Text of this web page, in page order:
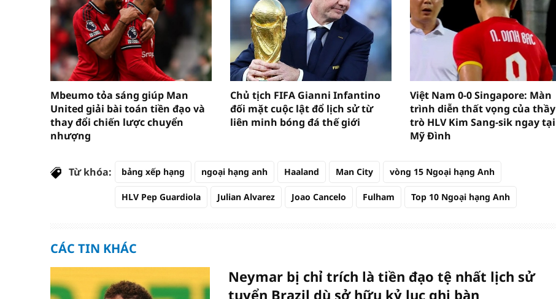
Mbeumo tỏa sáng giúp Man
United giải bài toán tiền đạo và
thay đổi chiến lược chuyển
nhượng
Chủ tịch FIFA Gianni Infantino
đối mặt cuộc lật đổ lịch sử từ
liên minh bóng đá thế giới
Việt Nam 0-0 Singapore: Màn
trình diễn thất vọng của thầy
trò HLV Kim Sang-sik ngay tại
Mỹ Đình
Từ khóa: bảng xếp hạng ngoại hạng anh Haaland Man City vòng 15 Ngoại hạng Anh
HLV Pep Guardiola Julian Alvarez Joao Cancelo Fulham Top 10 Ngoại hạng Anh
CÁC TIN KHÁC
Neymar bị chỉ trích là tiền đạo tệ nhất lịch sử
tuyển Brazil dù sở hữu kỷ lục ghi bàn